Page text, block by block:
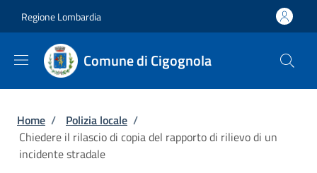
Regione Lombardia
Comune di Cigognola
Briciole di pane
Home / Polizia locale /
Chiedere il rilascio di copia del rapporto di rilievo di un
incidente stradale